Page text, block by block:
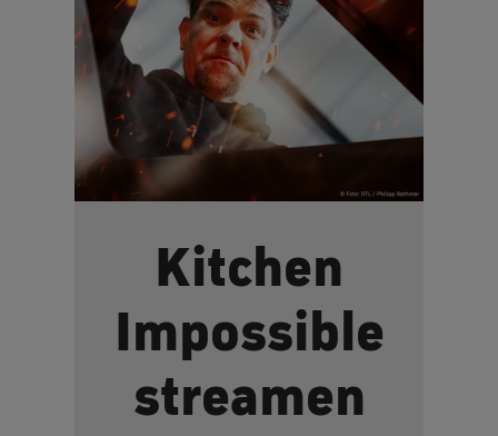
Kitchen
Impossible
streamen